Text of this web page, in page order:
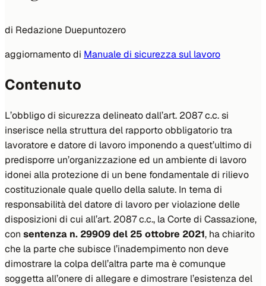
di Redazione Duepuntozero
aggiornamento di Manuale di sicurezza sul lavoro
Contenuto
L’obbligo di sicurezza delineato dall’art. 2087 c.c. si
inserisce nella struttura del rapporto obbligatorio tra
lavoratore e datore di lavoro imponendo a quest’ultimo di
predisporre un’organizzazione ed un ambiente di lavoro
idonei alla protezione di un bene fondamentale di rilievo
costituzionale quale quello della salute. In tema di
responsabilità del datore di lavoro per violazione delle
disposizioni di cui all’art. 2087 c.c., la Corte di Cassazione,
con sentenza n. 29909 del 25 ottobre 2021, ha chiarito
che la parte che subisce l’inadempimento non deve
dimostrare la colpa dell’altra parte ma è comunque
soggetta all’onere di allegare e dimostrare l’esistenza del